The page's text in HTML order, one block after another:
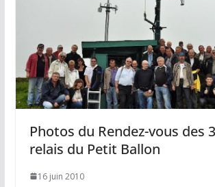
Photos du Rendez-vous des
relais du Petit Ballon
16 juin 2010